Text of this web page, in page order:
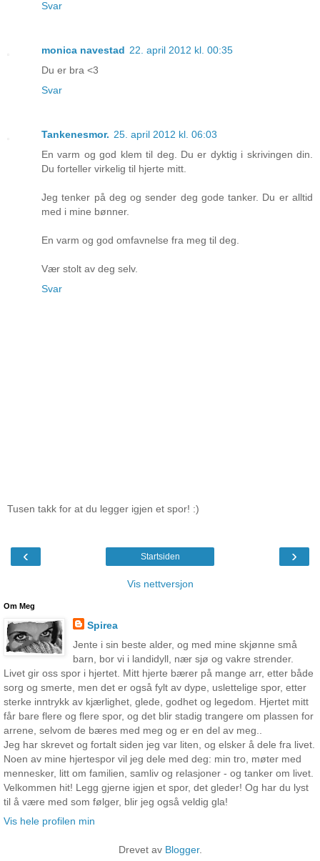
Svar
monica navestad 22. april 2012 kl. 00:35
Du er bra <3
Svar
Tankenesmor. 25. april 2012 kl. 06:03
En varm og god klem til deg. Du er dyktig i skrivingen din.
Du forteller virkelig til hjerte mitt.
Jeg tenker på deg og sender deg gode tanker. Du er alltid
med i mine bønner.
En varm og god omfavnelse fra meg til deg.
Vær stolt av deg selv.
Svar
Tusen takk for at du legger igjen et spor! :)
‹ ›
Startsiden
Vis nettversjon
Om Meg
Spirea
Jente i sin beste alder, og med mine skjønne små
barn, bor vi i landidyll, nær sjø og vakre strender.
Livet gir oss spor i hjertet. Mitt hjerte bærer på mange arr, etter både
sorg og smerte, men det er også fylt av dype, uslettelige spor, etter
sterke inntrykk av kjærlighet, glede, godhet og legedom. Hjertet mitt
får bare flere og flere spor, og det blir stadig trangere om plassen for
arrene, selvom de bæres med meg og er en del av meg..
Jeg har skrevet og fortalt siden jeg var liten, og elsker å dele fra livet.
Noen av mine hjertespor vil jeg dele med deg: min tro, møter med
mennesker, litt om familien, samliv og relasjoner - og tanker om livet.
Velkommen hit! Legg gjerne igjen et spor, det gleder! Og har du lyst
til å være med som følger, blir jeg også veldig gla!
Vis hele profilen min
Drevet av Blogger.